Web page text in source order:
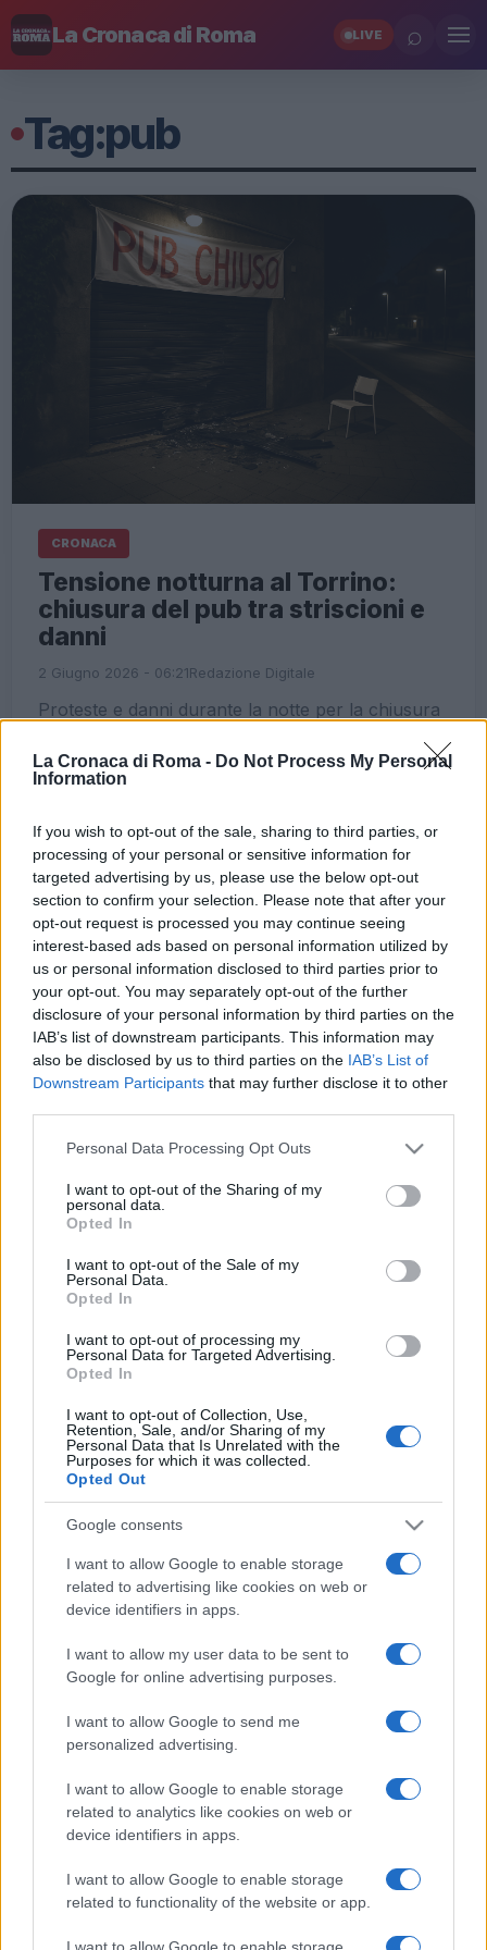
La Cronaca di Roma - Do Not Process My Personal
Information
If you wish to opt-out of the sale, sharing to third parties, or
processing of your personal or sensitive information for
targeted advertising by us, please use the below opt-out
section to confirm your selection. Please note that after your
opt-out request is processed you may continue seeing
interest-based ads based on personal information utilized by
us or personal information disclosed to third parties prior to
your opt-out. You may separately opt-out of the further
disclosure of your personal information by third parties on the
IAB’s list of downstream participants. This information may
also be disclosed by us to third parties on the IAB’s List of
Downstream Participants that may further disclose it to other
Please note that this website/app uses one or more Google
not limited to your visit or usage behaviour. You may click to
grant or deny consent to Google and its third-party tags to
use your data for below specified purposes in below Google
consent section.
Personal Data Processing Opt Outs
I want to opt-out of the Sharing of my
personal data.
Opted In
I want to opt-out of the Sale of my
Personal Data.
Opted In
I want to opt-out of processing my
Personal Data for Targeted Advertising.
Opted In
I want to opt-out of Collection, Use,
Retention, Sale, and/or Sharing of my
Personal Data that Is Unrelated with the
Purposes for which it was collected.
Opted Out
Google consents
I want to allow Google to enable storage
related to advertising like cookies on web or
device identifiers in apps.
I want to allow my user data to be sent to
Google for online advertising purposes.
I want to allow Google to send me
personalized advertising.
I want to allow Google to enable storage
related to analytics like cookies on web or
device identifiers in apps.
I want to allow Google to enable storage
related to functionality of the website or app.
I want to allow Google to enable storage
La Cronaca di Roma LIVE ⌕
Tag:pub
CRONACA
Tensione notturna al Torrino:
chiusura del pub tra striscioni e
danni
2 Giugno 2026 - 06:21Redazione Digitale
Proteste e danni durante la notte per la chiusura
Leggi l’articolo →
ULTIME NOTIZIE
Roma sulla Nomentana: la
violenza è diventata la norma?
5 minuti fa
Roma, il crollo contro il Brighton:
serve una reazione immediata
12 minuti fa
Roma in allerta: come difendersi
1 ora fa
La crisi dei pediatri a Roma: una
sfida per la salute dei più piccoli
sport romano appeso a un filo
1 ora fa
PIÙ LETTE
stradale a rischio tra indifferenza e
irresponsabilità
Tragedia alla Balduina: la morte del
dentista Federico Derla e la questione della
Omicidio a Roma: un ragazzo sfregiato con
l’acido muore, la comunità in apprensione